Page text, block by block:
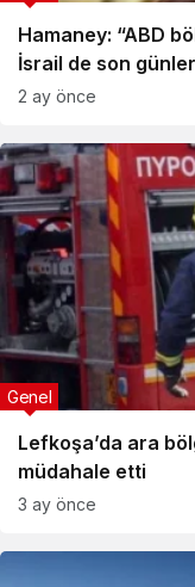
Hamaney: “ABD
İsrail de son
2 ay önce
Lefkoşa’da ara
müdahale etti
Genel
3 ay önce